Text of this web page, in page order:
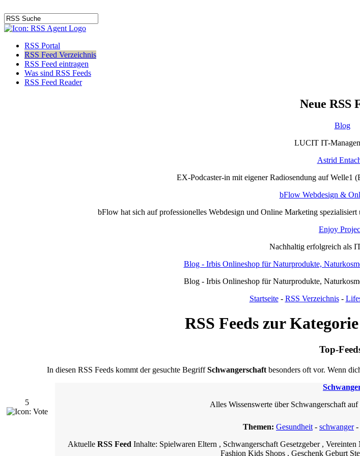
RSS Portal
RSS Feed Verzeichnis
RSS Feed eintragen
Was sind RSS Feeds
RSS Feed Reader
Neue RSS
Blog
LUCIT IT-
Astrid
EX-Podcaster-in mit eigener Radiosendung auf
bFlow Webdesign &
bFlow hat sich auf professionelles Webdesign und Online Marketing
Enjoy
Nachhaltig erfolgreich als
Blog - Irbis Onlineshop für Naturprodukte,
Blog - Irbis Onlineshop für Naturprodukte,
Startseite- RSS Verzeichnis-
RSS Feeds zur
Top-
In diesen RSS Feeds kommt der gesuchte BegriffSchwangerschaftbesonders oft vor. Wenn
5
Alles Wissenswerte über Schwangerschaft
Themen: Gesundheit - schwanger-
Aktuelle RSS Feed Inhalte: Spielwaren Eltern , Schwangerschaft Gesetzgeber ,
Fashion Kids Shops , Geschenk Geburt